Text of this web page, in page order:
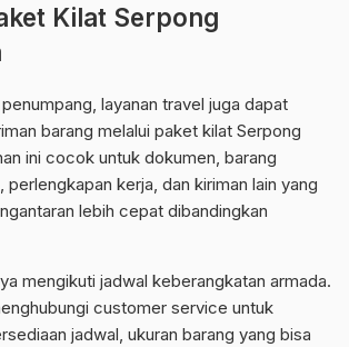
Kilat Serpong
layanan travel juga dapat
barang melalui paket kilat Serpong
ini cocok untuk dokumen, barang
kerja, dan kiriman lain yang
lebih cepat dibandingkan
mengikuti jadwal keberangkatan armada.
customer service untuk
jadwal, ukuran barang yang bisa